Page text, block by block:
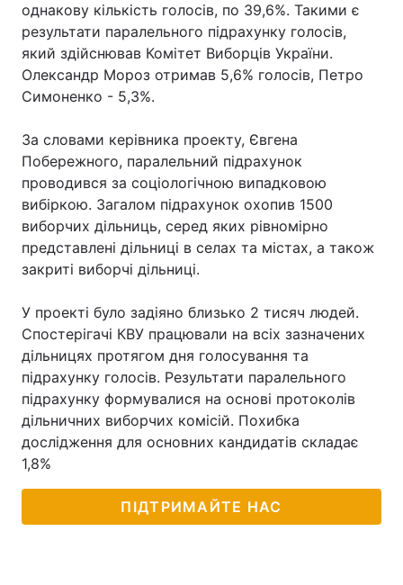
однакову кількість голосів, по 39,6%. Такими є
результати паралельного підрахунку голосів,
який здійснював Комітет Виборців України.
Олександр Мороз отримав 5,6% голосів, Петро
Симоненко - 5,3%.
За словами керівника проекту, Євгена
Побережного, паралельний підрахунок
проводився за соціологічною випадковою
вибіркою. Загалом підрахунок охопив 1500
виборчих дільниць, серед яких рівномірно
представлені дільниці в селах та містах, а також
закриті виборчі дільниці.
У проекті було задіяно близько 2 тисяч людей.
Спостерігачі КВУ працювали на всіх зазначених
дільницях протягом дня голосування та
підрахунку голосів. Результати паралельного
підрахунку формувалися на основі протоколів
дільничних виборчих комісій. Похибка
дослідження для основних кандидатів складає
1,8%
ПІДТРИМАЙТЕ НАС